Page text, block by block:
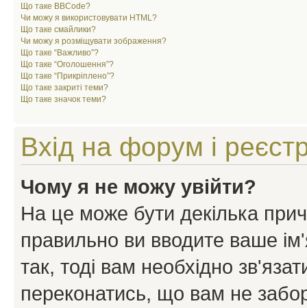
Що таке BBCode?
Чи можу я використовувати HTML?
Що таке смайлики?
Чи можу я розміщувати зображення?
Що таке “Важливо”?
Що таке “Оголошення”?
Що таке “Прикріплено”?
Що таке закриті теми?
Що таке значок теми?
Вхід на форум і
Чому я не можу увійти?
На це може бути декілька
правильно ви вводите ваше
так, тоді вам необхідно
переконатись, що вам не